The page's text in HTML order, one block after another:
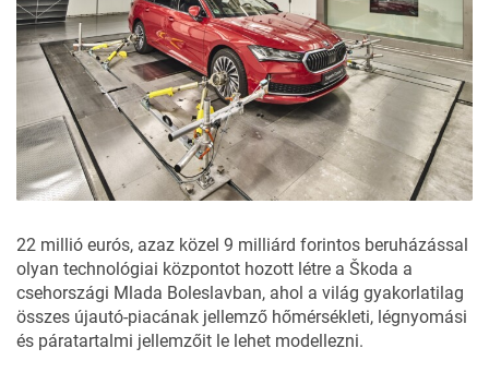
22 millió eurós, azaz közel 9 milliárd forintos beruházással
olyan technológiai központot hozott létre a Škoda a
csehországi Mlada Boleslavban, ahol a világ gyakorlatilag
összes újautó-piacának jellemző hőmérsékleti, légnyomási
és páratartalmi jellemzőit le lehet modellezni.